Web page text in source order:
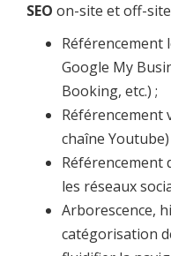
SEO on-site et off-
Référencement
Google My
Booking, etc.) ;
Référencement
chaîne Youtube)
Référencement
les réseaux
Arborescence,
catégorisation